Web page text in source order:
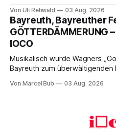
Musik und einem neuen
Nicholas Brownlee sorgen für
Bayreuther Festspiele 2026.
Von Uli Rehwald 03 Aug. 2026
Bayreuth, Bayreuther
GÖTTERDÄMMERUNG
IOCO
Musikalisch wurde Wagners
Bayreuth zum überwältigenden
exzellentes Sängerensemble
Von Marcel Bub 03 Aug. 2026